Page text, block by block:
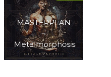
MASTERPLAN
–
Metalmorphosis